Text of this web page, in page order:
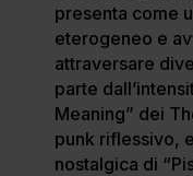
presenta come
eterogeneo e
attraversare
parte
Meaning” dei
punk riflessivo,
nostalgica di